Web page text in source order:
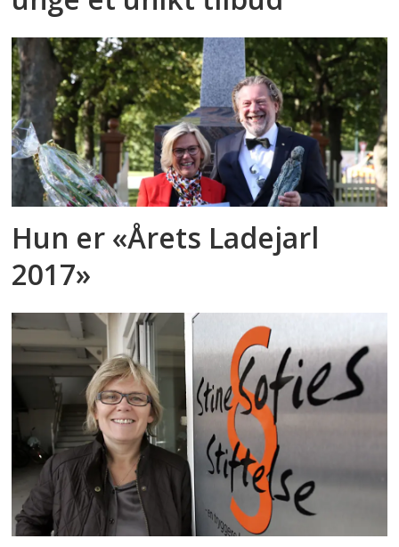
Hun er «Årets Ladejarl
2017»